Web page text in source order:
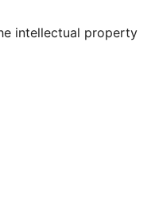
intellectual property